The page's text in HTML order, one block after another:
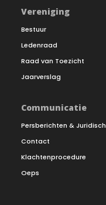
Vereniging
Bestuur
Ledenraad
Raad van Toezicht
Jaarverslag
Communicatie
Persberichten & Juridisch
Contact
Klachtenprocedure
Oeps